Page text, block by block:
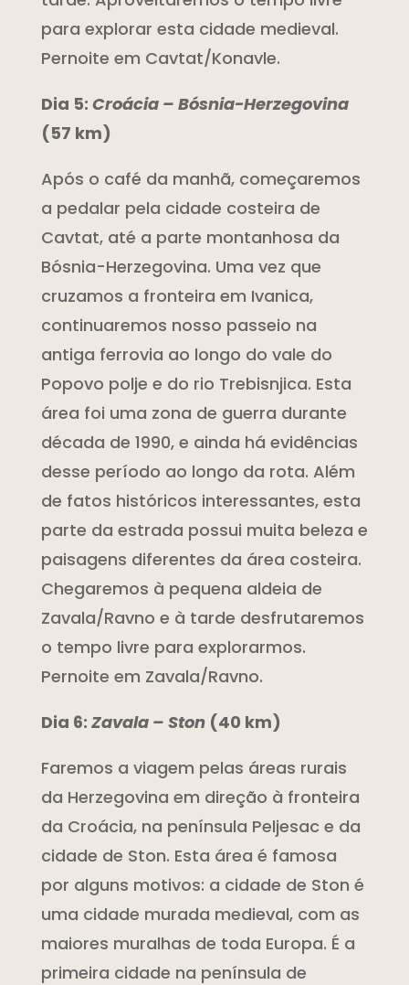
para explorar esta cidade medieval.
Pernoite em Cavtat/Konavle.
Dia 5: Croácia – Bósnia-Herzegovina
(57 km)
Após o café da manhã, começaremos
a pedalar pela cidade costeira de
Cavtat, até a parte montanhosa da
Bósnia-Herzegovina. Uma vez que
cruzamos a fronteira em Ivanica,
continuaremos nosso passeio na
antiga ferrovia ao longo do vale do
Popovo polje e do rio Trebisnjica. Esta
área foi uma zona de guerra durante
década de 1990, e ainda há evidências
desse período ao longo da rota. Além
de fatos históricos interessantes, esta
parte da estrada possui muita beleza e
paisagens diferentes da área costeira.
Chegaremos à pequena aldeia de
Zavala/Ravno e à tarde desfrutaremos
o tempo livre para explorarmos.
Pernoite em Zavala/Ravno.
Dia 6: Zavala – Ston(40 km)
Faremos a viagem pelas áreas rurais
da Herzegovina em direção à fronteira
da Croácia, na península Peljesac e da
cidade de Ston. Esta área é famosa
por alguns motivos: a cidade de Ston é
uma cidade murada medieval, com as
maiores muralhas de toda Europa. É a
primeira cidade na península de